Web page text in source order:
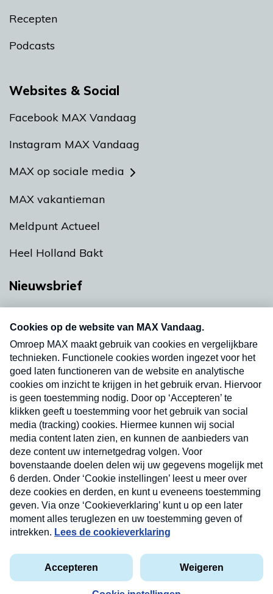
Recepten
Podcasts
Websites & Social
Facebook MAX Vandaag
Instagram MAX Vandaag
MAX op sociale media
MAX vakantieman
Meldpunt Actueel
Heel Holland Bakt
Nieuwsbrief
Neem hier een gratis abonnement op onze
nieuwsbrief. Elke vrijdag- en dinsdagochtend in
uw mailbox.
Verzend
Privacyverklaring
Cookieverklaring
Kwetsbaarheid melden
Copyright © 2026 MAX Vandaag - Omroep MAX
Nieuwsbrief
Neem hier een gratis abonnement op onze
nieuwsbrief. Elke vrijdag- en dinsdagochtend in uw